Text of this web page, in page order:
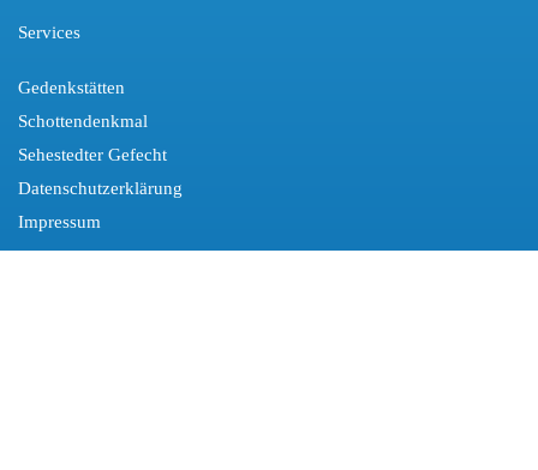
Services
Gedenkstätten
Schottendenkmal
Sehestedter Gefecht
Datenschutzerklärung
Impressum